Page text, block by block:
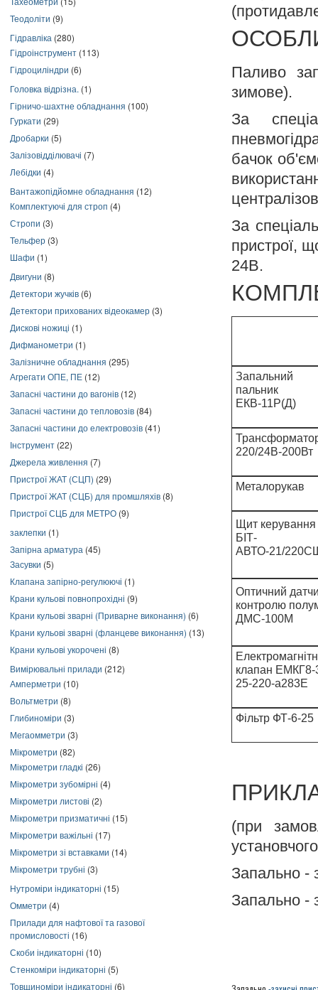
Теодоліти (9)
Гідравліка (280)
Гідроінструмент (113)
Гідроциліндри (6)
Головка відрізна. (1)
Гірничо-шахтне обладнання (100)
Гуркати (29)
Дробарки (5)
Залізовідділювачі (7)
Лебідки (4)
Вантажопідйомне обладнання (12)
Комплектуючі для строп (4)
Стропи (3)
Тельфер (3)
Шафи (1)
Двигуни (8)
Детектори жучків (6)
Детектори прихованих відеокамер (3)
Дискові ножиці (1)
Дифманометри (1)
Залізничне обладнання (295)
Агрегати ОПЕ, ПЕ (12)
Запасні частини до вагонів (12)
Запасні частини до тепловозів (84)
Запасні частини до електровозів (41)
Інструмент (22)
Джерела живлення (7)
Пристрої ЖАТ (СЦП) (29)
Пристрої ЖАТ (СЦБ) для промшляхів (8)
Пристрої СЦБ для МЕТРО (9)
заклепки (1)
Запірна арматура (45)
Засувки (5)
Клапана запірно-регулюючі (1)
Крани кульові повнопрохідні (9)
Крани кульові зварні (Приварне виконання) (6)
Крани кульові зварні (фланцеве виконання) (13)
Крани кульові укорочені (8)
Вимірювальні прилади (212)
Амперметри (10)
Вольтметри (8)
Глибиноміри (3)
Мегаомметри (3)
Мікрометри (82)
Мікрометри гладкі (26)
Мікрометри зубомірні (4)
Мікрометри листові (2)
Мікрометри призматичні (15)
Мікрометри важільні (17)
Мікрометри зі вставками (14)
Мікрометри трубні (3)
Нутроміри індикаторні (15)
Омметри (4)
Прилади для нафтової та газової
промисловості (16)
Скоби індикаторні (10)
Стенкоміри індикаторні (5)
Товщиноміри індикаторні (6)
Паливо
зимове).
За
бачок
За
пристрої,
24В.
Запальний
пальник
ЕКВ-11Р(Д)
220/24В-200Вт
Металорукав
Щит керування
БІТ-
АВТО-21/
Оптичний
контролю
ДМС-100М
клапан ЕМКГ8-
25-220-а283Е
Фільтр ФТ-6-25
(при
Запально -
Запально -